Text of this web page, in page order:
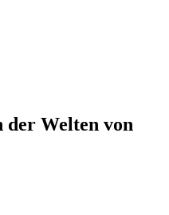
der Welten von